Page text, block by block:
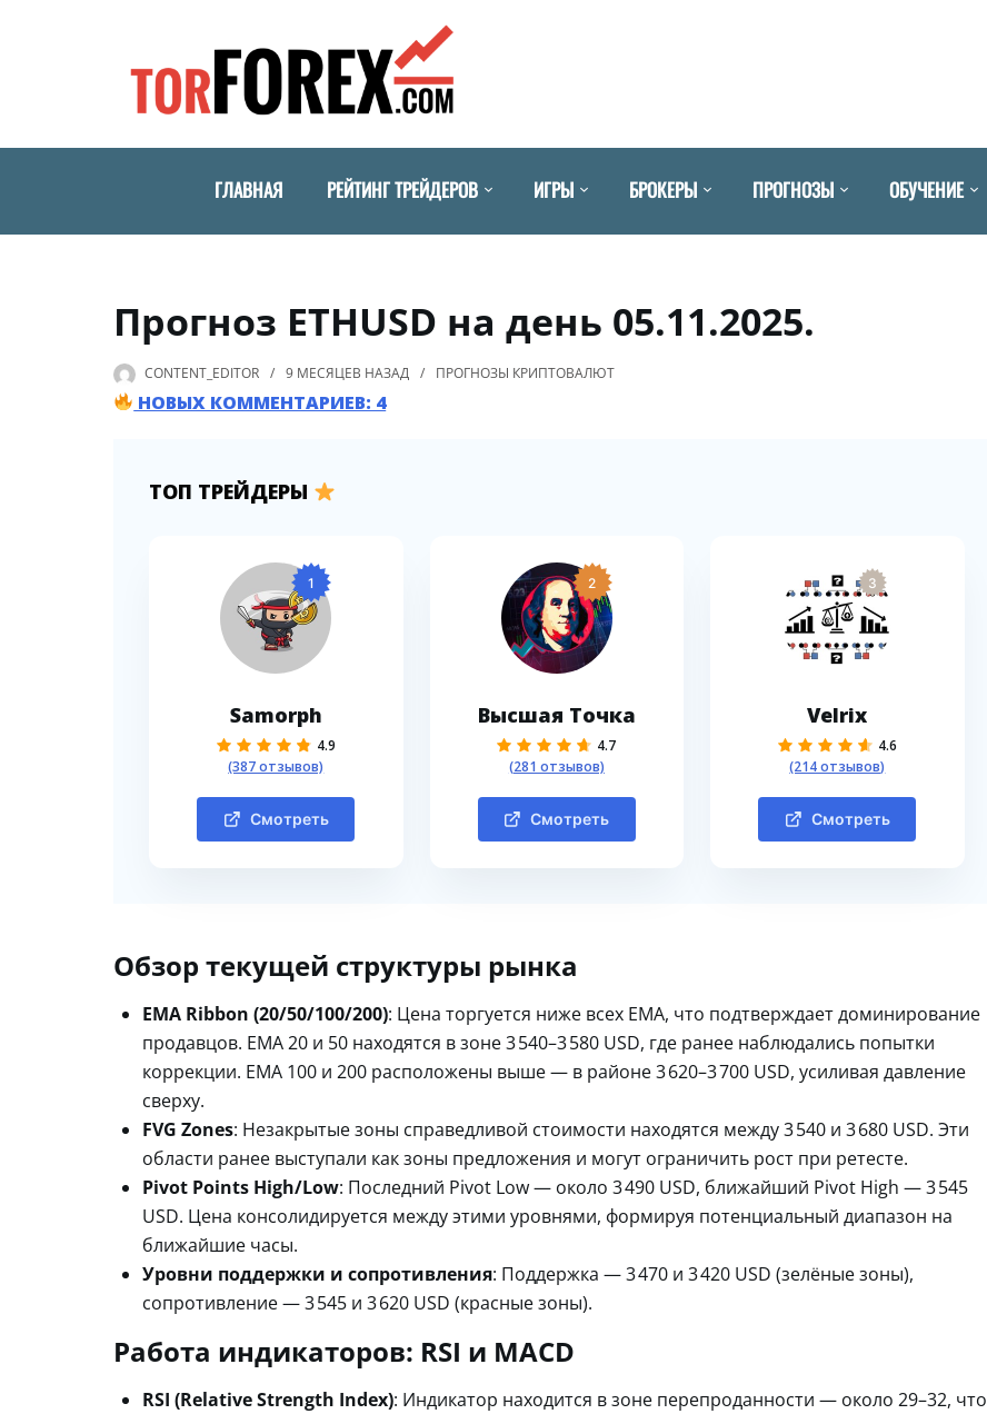
ГЛАВНАЯ РЕЙТИНГ ТРЕЙДЕРОВ ИГРЫ БРОКЕРЫ ПРОГНОЗЫ ОБУЧЕНИЕ
Прогноз ETHUSD на день 05.11.2025.
CONTENT_EDITOR 9 МЕСЯЦЕВ НАЗАД ПРОГНОЗЫ КРИПТОВАЛЮТ
НОВЫХ КОММЕНТАРИЕВ: 4
ТОП ТРЕЙДЕРЫ
1
Samorph
4.9
(387 отзывов)
Смотреть
2
Высшая Точка
4.7
(281 отзывов)
Смотреть
3
Velrix
4.6
(214 отзывов)
Смотреть
Обзор текущей структуры рынка
EMA Ribbon (20/50/100/200): Цена торгуется ниже всех EMA, что подтверждает доминирование
продавцов. EMA 20 и 50 находятся в зоне 3 540–3 580 USD, где ранее наблюдались попытки
коррекции. EMA 100 и 200 расположены выше — в районе 3 620–3 700 USD, усиливая давление
сверху.
FVG Zones: Незакрытые зоны справедливой стоимости находятся между 3 540 и 3 680 USD. Эти
области ранее выступали как зоны предложения и могут ограничить рост при ретесте.
Pivot Points High/Low: Последний Pivot Low — около 3 490 USD, ближайший Pivot High — 3 545
USD. Цена консолидируется между этими уровнями, формируя потенциальный диапазон на
ближайшие часы.
Уровни поддержки и сопротивления: Поддержка — 3 470 и 3 420 USD (зелёные зоны),
сопротивление — 3 545 и 3 620 USD (красные зоны).
Работа индикаторов: RSI и MACD
RSI (Relative Strength Index): Индикатор находится в зоне перепроданности — около 29–32, что